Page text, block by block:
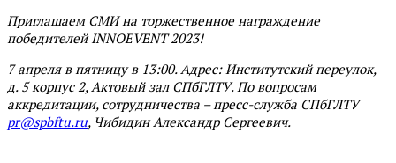
Приглашаем СМИ на торжественное награждение
победителей INNOEVENT 2023!
7 апреля в пятницу в 13:00. Адрес: Институтский переулок,
д. 5 корпус 2, Актовый зал СПбГЛТУ. По вопросам
аккредитации, сотрудничества – пресс-служба СПбГЛТУ
pr@spbftu.ru, Чибидин Александр Сергеевич.